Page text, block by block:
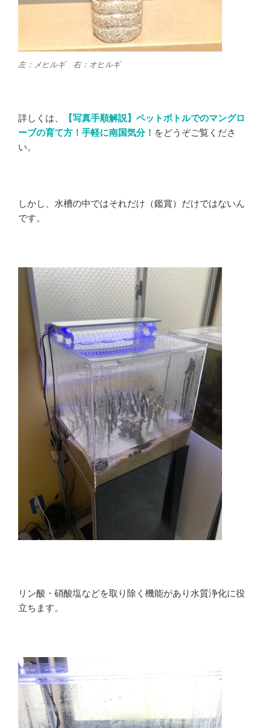
左：メヒルギ 右：オヒルギ
詳しくは、
【写真手順解説】ペットボトルでのマングロ
ーブの育て方！手軽に南国気分！ をどうぞご覧くださ
い。
しかし、水槽の中ではそれだけ（鑑賞）だけではないん
です。
リン酸・硝酸塩などを取り除く機能があり水質浄化に役
立ちます。